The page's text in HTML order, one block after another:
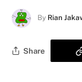
By Rian
Share